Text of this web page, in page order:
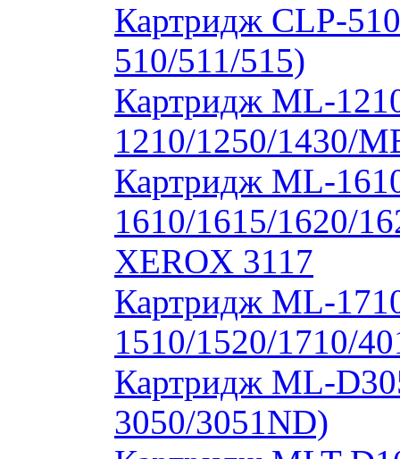
Картридж CLP-
510/511/515)
Картридж ML-
1210/1250/1430/
Картридж ML-
1610/1615/1620/
XEROX 3117
Картридж ML-
1510/1520/1710/
Картридж ML-
3050/3051ND)